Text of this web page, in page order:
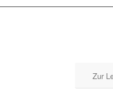
Zur